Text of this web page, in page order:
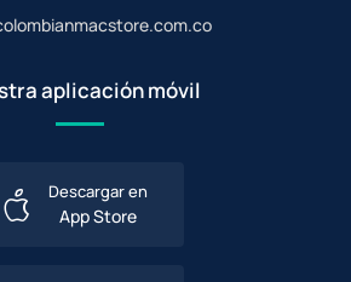
aplicación móvil
Descargar en
App Store